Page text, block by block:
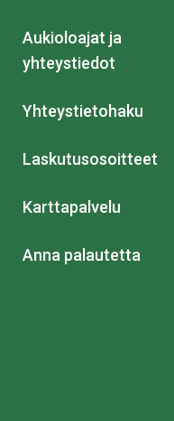
Aukioloajat ja
yhteystiedot
Yhteystietohaku
Laskutusosoitteet
Karttapalvelu
Anna palautetta